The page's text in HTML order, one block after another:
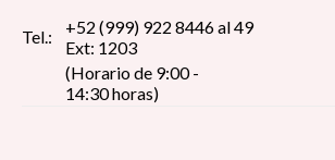
Tel.:
+52 (999) 922 8446 al 49
Ext: 1203
(Horario de 9:00 -
14:30 horas)